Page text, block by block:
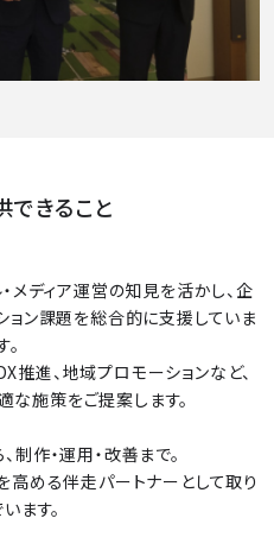
できること
メディア運営の知見を活かし、企
ン課題を総合的に支援していま
。
推進、地域プロモーションなど、
施策をご提案します。
作・運用・改善まで。
める伴走パートナーとして取り
ます。